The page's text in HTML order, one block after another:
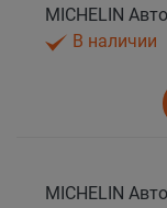
В наличии